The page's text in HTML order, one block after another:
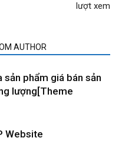
lượt xem
AUTHOR
sản phẩm giá bán sản
lượng[Theme
Website